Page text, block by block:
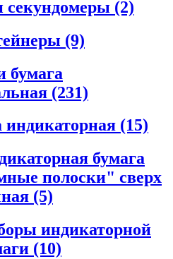
(2)
(9)
бумага
(231)
индикаторная (15)
бумага
полоски" сверх
(5)
индикаторной
(10)